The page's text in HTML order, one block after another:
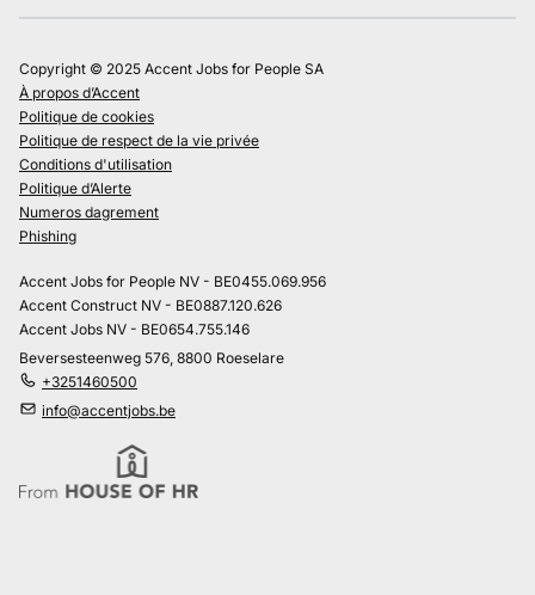
Copyright © 2025 Accent Jobs for People SA
À propos d’Accent
Politique de cookies
Politique de respect de la vie privée
Conditions d'utilisation
Politique d’Alerte
Numeros dagrement
Phishing
Accent Jobs for People NV - BE0455.069.956
Accent Construct NV - BE0887.120.626
Accent Jobs NV - BE0654.755.146
Beversesteenweg 576, 8800 Roeselare
+3251460500
info@accentjobs.be